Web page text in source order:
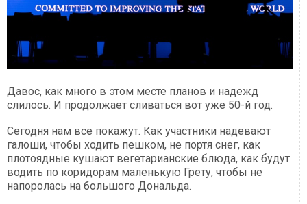
Давос, как много в этом месте планов и надежд
слилось. И продолжает сливаться вот уже 50-й год.
Сегодня нам все покажут. Как участники надевают
галоши, чтобы ходить пешком, не портя снег, как
плотоядные кушают вегетарианские блюда, как будут
водить по коридорам маленькую Грету, чтобы не
напоролась на большого Дональда.